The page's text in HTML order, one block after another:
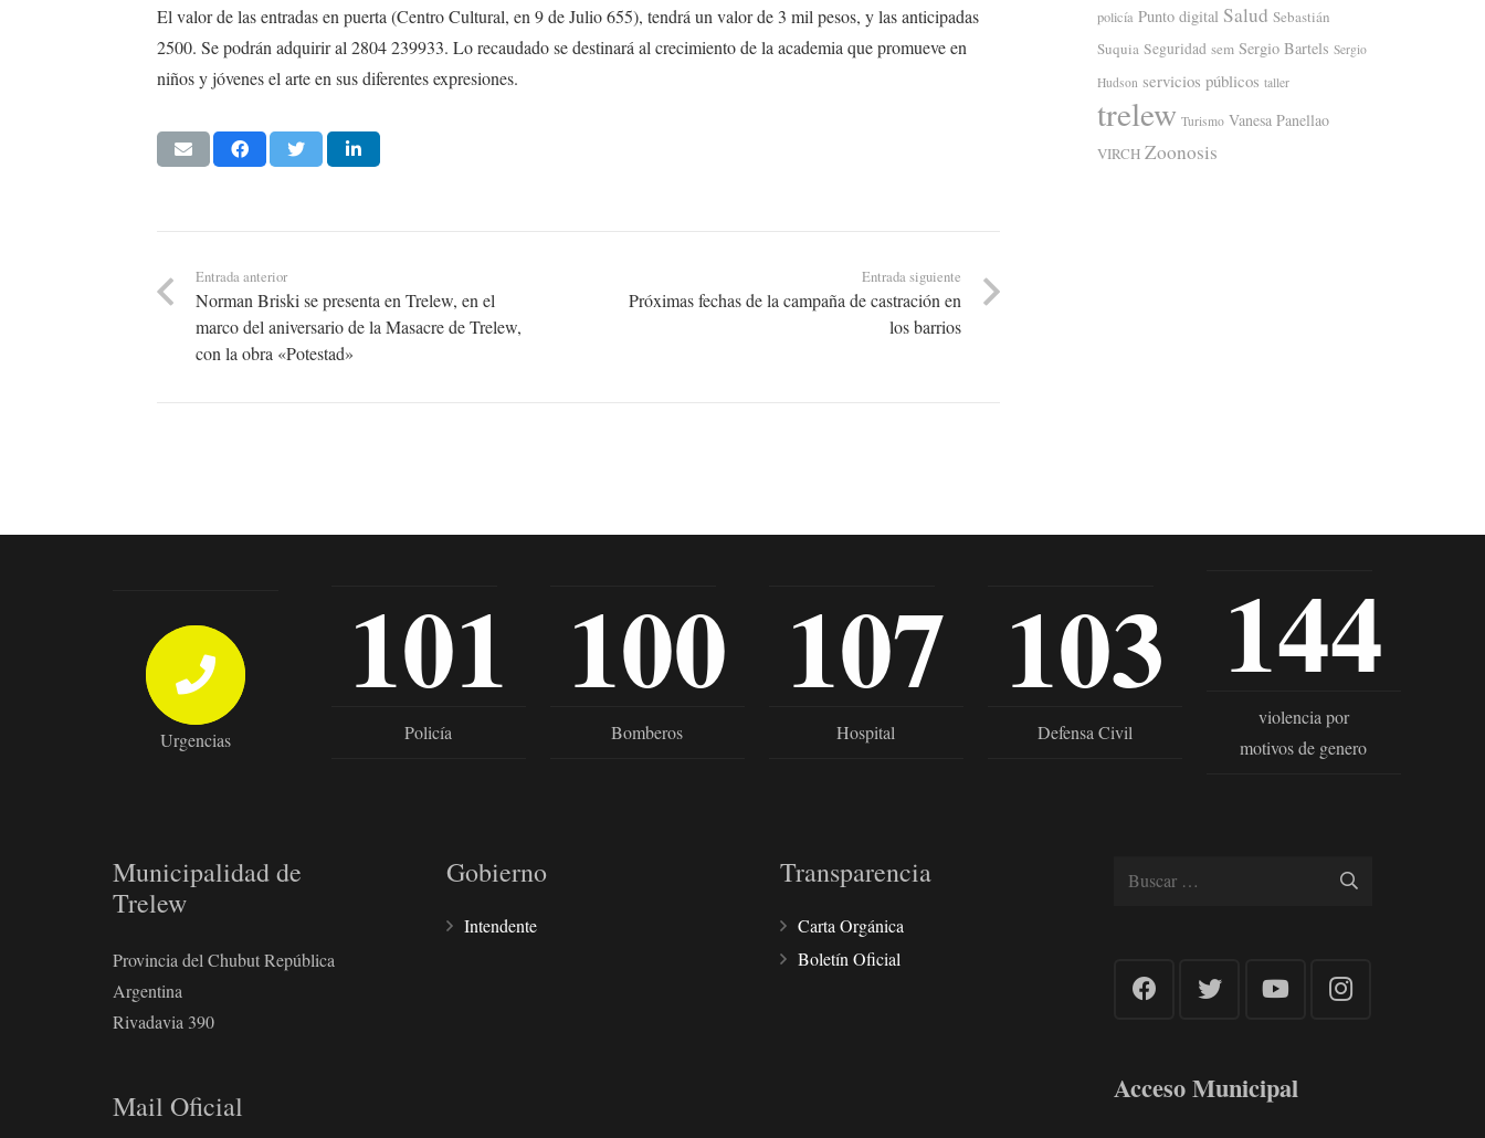
El valor de las entradas en puerta (Centro Cultural, en 9 de Julio 655), tendrá un valor de 3 mil pesos, y las anticipadas
2500. Se podrán adquirir al 2804 239933. Lo recaudado se destinará al crecimiento de la academia que promueve en
niños y jóvenes el arte en sus diferentes expresiones.
Entrada anterior
Norman Briski se presenta en Trelew, en el
marco del aniversario de la Masacre de Trelew,
con la obra «Potestad»
Entrada siguiente
Próximas fechas de la campaña de castración en
los barrios
policía Punto digital Salud Sebastián
Suquia Seguridad sem Sergio Bartels Sergio
Hudson servicios públicos taller
trelew Turismo Vanesa Panellao
VIRCH Zoonosis
Urgencias
101
Policía
100
Bomberos
107
Hospital
103
Defensa Civil
144
violencia por
motivos de genero
Municipalidad de
Trelew
Provincia del Chubut República
Argentina
Rivadavia 390
Mail Oficial
Gobierno
Intendente
Transparencia
Carta Orgánica
Boletín Oficial
Buscar:
Acceso Municipal